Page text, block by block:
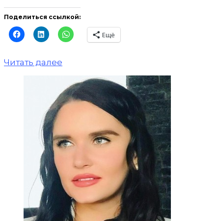
Поделиться ссылкой:
Ещё
Читать далее